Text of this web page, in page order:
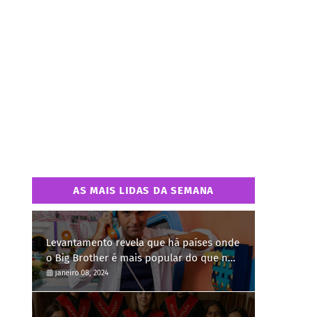
AS MAIS LIDAS DA SEMANA
Levantamento revela que há países onde
o Big Brother é mais popular do que no
Brasil
janeiro 08, 2024